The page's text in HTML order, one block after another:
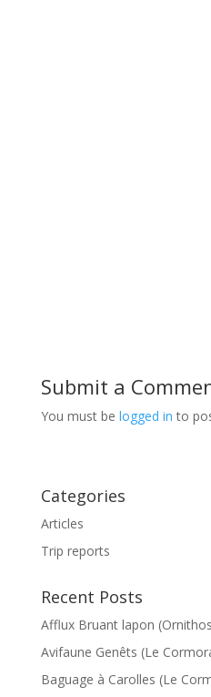
Submit a
You must be logged in to
Categories
Articles
Trip reports
Recent Posts
Afflux Bruant lapon
Avifaune Genêts (Le
Baguage à Carolles (Le